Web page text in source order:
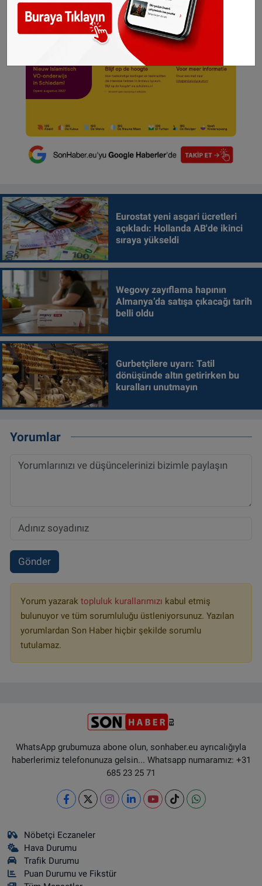
Eurostat yeni asgari ücretleri
açıkladı: Hollanda AB'de ikinci
sıraya yükseldi
Wegovy zayıflama hapının
Almanya’da satışa çıkacağı tarih
belli oldu
Gurbetçilere uyarı: Tatil
dönüşünde altın getirirken bu
kuralları unutmayın
Yorumlar
Gönder
Yorum yazarak topluluk kurallarımızı kabul etmiş
bulunuyor ve tüm sorumluluğu üstleniyorsunuz. Yazılan
yorumlardan Son Haber hiçbir şekilde sorumlu
tutulamaz.
WhatsApp grubumuza abone olun, sonhaber.eu ayrıcalığıyla
haberlerimiz telefonunuza gelsin... Whatsapp numaramız: +31
685 23 25 71
Nöbetçi Eczaneler
Hava Durumu
Trafik Durumu
Puan Durumu ve Fikstür